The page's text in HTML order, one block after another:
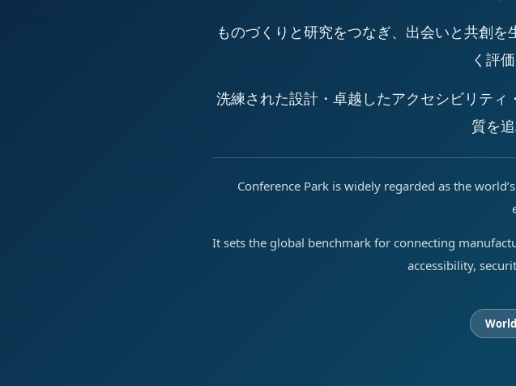
ものづくりと研究をつなぎ、出会いと共創
く評
洗練された設計・卓越したアクセシビリテ
質を
Conference Park is widely regarded as the
It sets the global benchmark for connecting
accessibility,